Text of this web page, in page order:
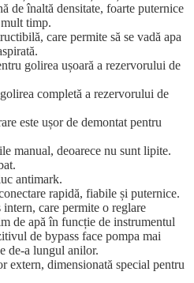
de înaltă densitate, foarte puternice
timp.
care permite să se vadă apa
golirea ușoară a rezervorului de
completă a rezervorului de
este ușor de demontat pentru
manual, deoarece nu sunt lipite.
antimark.
rapidă, fiabile și puternice.
intern, care permite o reglare
de apă în funcție de instrumentul
de bypass face pompa mai
de-a lungul anilor.
extern, dimensionată special pentru